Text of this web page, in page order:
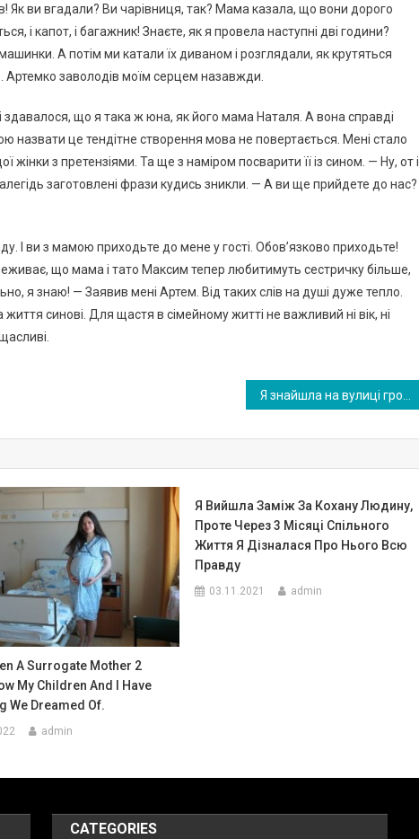
Як ви вгадали? Ви чарівниця, так? Мама казала, що вони дорого
і капот, і багажник! Знаєте, як я провела наступні дві години?
А потім ми катали їх диваном і розглядали, як крутяться
Артемко заволодів моїм серцем назавжди.
здавалося, що я така ж юна, як його мама Наталя. А вона справді
назвати це тендітне створення мова не повертається. Мені стало
з претензіями. Та ще з наміром посварити її із сином. — Ну, от і
заготовлені фрази кудись зникли. — А ви ще прийдете до нас?
І ви з мамою приходьте до мене у гості. Обов’язково приходьте!
що мама і тато Максим тепер любитимуть сестричку більше,
я знаю! — Заявив мені Артем. Від таких слів на душі дуже тепло.
синові. Для щастя в сімейному житті не важливий ні вік, ні
A Surrogate Mother 2
My Children And I Have
We Dreamed Of.
admin
Я Вийшла Заміж За Кохану Людину,
Проте Через 3 Місяці Спільного
Життя Я Дізналася Про Нього Всю
Правду
03.11.2021 admin
CATEGORIES